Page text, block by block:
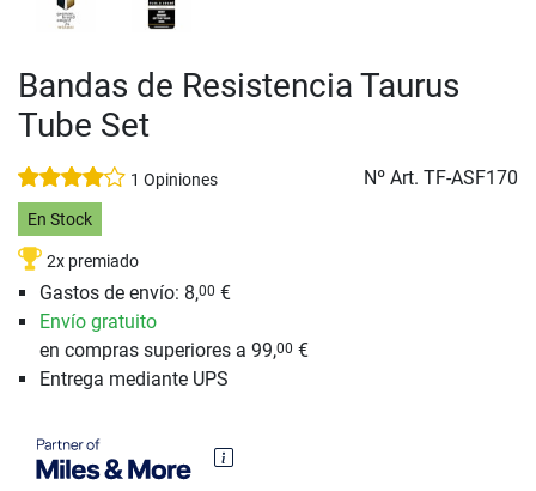
Bandas de Resistencia Taurus
Tube Set
1 Opiniones Nº Art. TF-ASF170
En Stock
2x premiado
Gastos de envío: 8,00 €
Envío gratuito
en compras superiores a 99,00 €
Entrega mediante UPS